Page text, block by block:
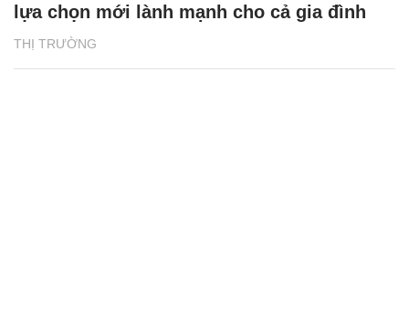
THỊ TRƯỜNG
lựa chọn mới lành mạnh cho cả gia đình